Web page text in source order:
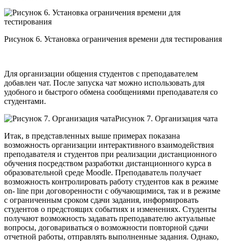
Рисунок 6. Установка ограничения времени для тестирования
Для организации общения студентов с преподавателем
добавлен чат. После запуска чат можно использовать для
удобного и быстрого обмена сообщениями преподавателя со
студентами.
Рисунок 7. Организация чата
Итак, в представленных выше примерах показана
возможность организации интерактивного взаимодействия
преподавателя и студентов при реализации дистанционного
обучения посредством разработки дистанционного курса в
образовательной среде Moodle. Преподаватель получает
возможность контролировать работу студентов как в режиме
on- line при договоренности с обучающимися, так и в режиме
с ограниченным сроком сдачи задания, информировать
студентов о предстоящих событиях и изменениях. Студенты
получают возможность задавать преподавателю актуальные
вопросы, договариваться о возможности повторной сдачи
отчетной работы, отправлять выполненные задания. Однако,